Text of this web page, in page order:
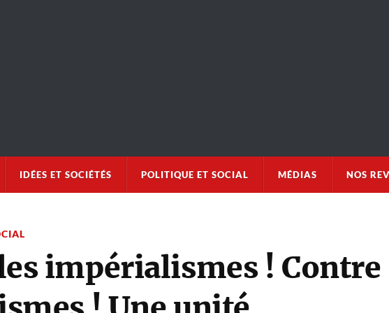
IDÉES ET SOCIÉTÉS POLITIQUE ET SOCIAL MÉDIAS NOS
impérialismes ! Contre